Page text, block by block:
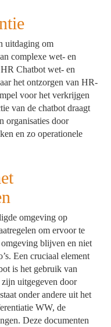
uitdaging om
complexe wet- en
Chatbot wet- en
het ontzorgen van HR-
voor het verkrijgen
van de chatbot draagt
organisaties door
en zo operationele
omgeving op
om ervoor te
omgeving blijven en niet
Een cruciaal element
is het gebruik van
uitgegeven door
onder andere uit het
WW, de
Deze documenten